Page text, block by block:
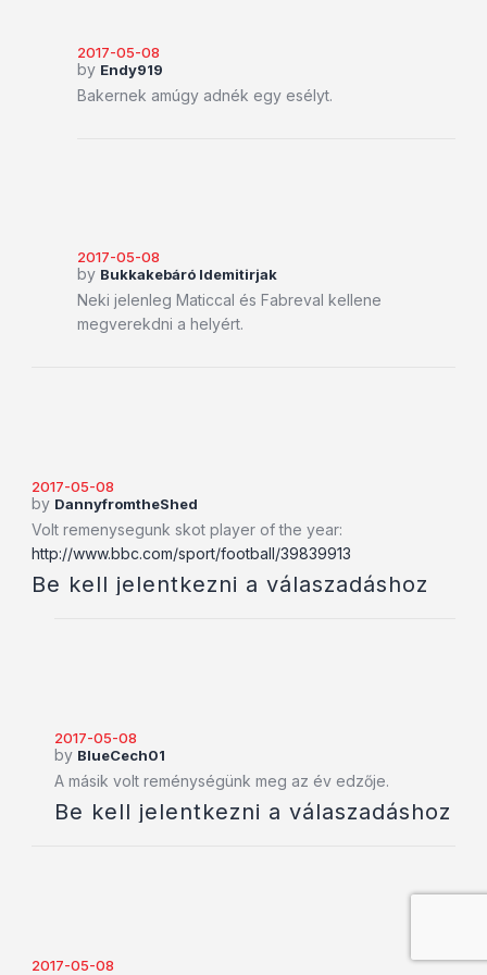
2017-05-08
by Endy919
Bakernek amúgy adnék egy esélyt.
2017-05-08
by Bukkakebáró Idemitirjak
Neki jelenleg Maticcal és Fabreval kellene
megverekdni a helyért.
2017-05-08
by DannyfromtheShed
Volt remenysegunk skot player of the year:
http://www.bbc.com/sport/football/39839913
Be kell jelentkezni a válaszadáshoz
2017-05-08
by BlueCech01
A másik volt reménységünk meg az év edzője.
Be kell jelentkezni a válaszadáshoz
2017-05-08